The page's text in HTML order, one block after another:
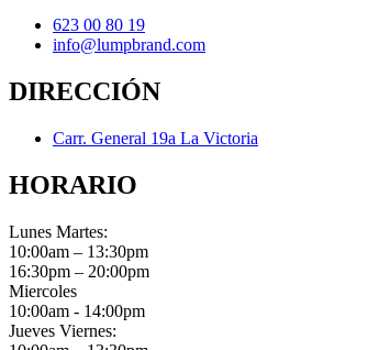
623 00 80 19
info@lumpbrand.com
DIRECCIÓN
Carr. General 19a La Victoria
HORARIO
Lunes Martes:
10:00am – 13:30pm
16:30pm – 20:00pm
Miercoles
10:00am - 14:00pm
Jueves Viernes: